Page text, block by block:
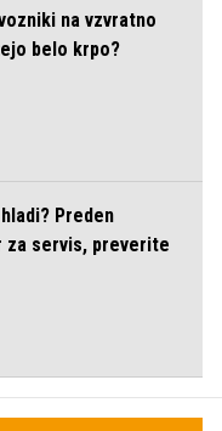
na vzvratno
belo krpo?
Preden
za servis, preverite